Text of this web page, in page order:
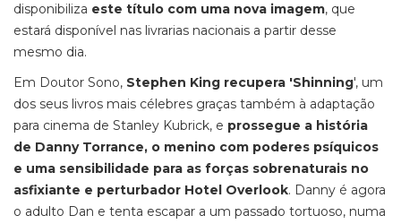
disponibiliza este título com uma nova imagem, que
estará disponível nas livrarias nacionais a partir desse
mesmo dia.
Em Doutor Sono, Stephen King recupera 'Shinning', um
dos seus livros mais célebres graças também à adaptação
para cinema de Stanley Kubrick, e prossegue a história
de Danny Torrance, o menino com poderes psíquicos
e uma sensibilidade para as forças sobrenaturais no
asfixiante e perturbador Hotel Overlook. Danny é agora
o adulto Dan e tenta escapar a um passado tortuoso, numa